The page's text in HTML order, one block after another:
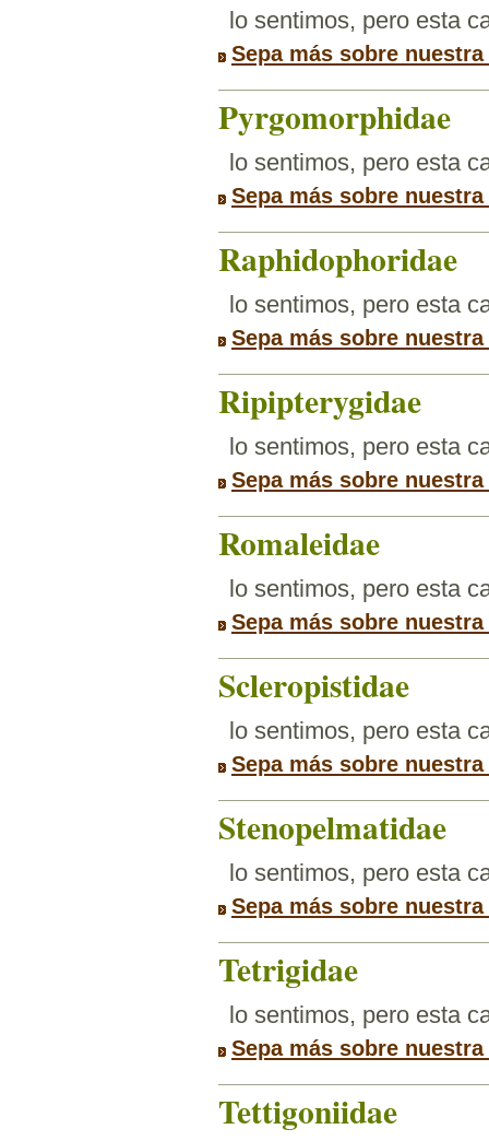
lo sentimos, pero esta
Sepa más sobre
Pyrgomorphidae
lo sentimos, pero esta
Sepa más sobre
Raphidophoridae
lo sentimos, pero esta
Sepa más sobre
Ripipterygidae
lo sentimos, pero esta
Sepa más sobre
Romaleidae
lo sentimos, pero esta
Sepa más sobre
Scleropistidae
lo sentimos, pero esta
Sepa más sobre
Stenopelmatidae
lo sentimos, pero esta
Sepa más sobre
Tetrigidae
lo sentimos, pero esta
Sepa más sobre
Tettigoniidae